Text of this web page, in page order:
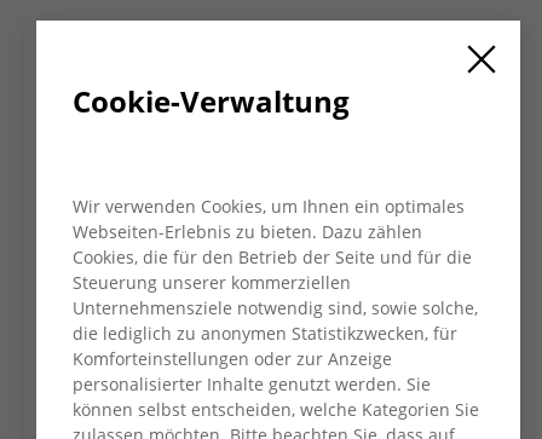
Cookie-Verwaltung
Wir verwenden Cookies, um Ihnen ein optimales
Webseiten-Erlebnis zu bieten. Dazu zählen
Cookies, die für den Betrieb der Seite und für die
Steuerung unserer kommerziellen
Unternehmensziele notwendig sind, sowie solche,
die lediglich zu anonymen Statistikzwecken, für
Komforteinstellungen oder zur Anzeige
personalisierter Inhalte genutzt werden. Sie
können selbst entscheiden, welche Kategorien Sie
zulassen möchten. Bitte beachten Sie, dass auf